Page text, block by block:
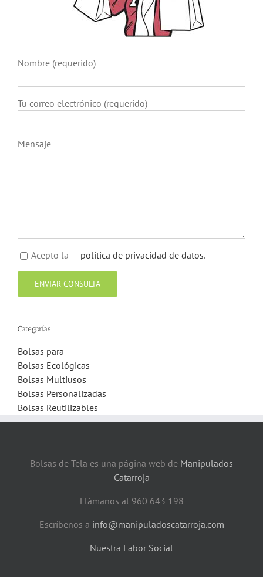
Nombre (requerido)
Tu correo electrónico (requerido)
Mensaje
Acepto la política de privacidad de datos.
Categorías
Bolsas para
Bolsas Ecológicas
Bolsas Multiusos
Bolsas Personalizadas
Bolsas Reutilizables
Bolsas de Tela es una página web de Manipulados
Catarroja
Llámanos al 960 643 198
Escríbenos a info@manipuladoscatarroja.com
Nuestra Labor Social